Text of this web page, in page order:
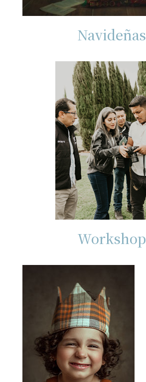
Navideñas
Workshop